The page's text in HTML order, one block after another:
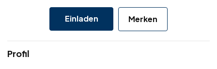
Einladen Merken
Profil